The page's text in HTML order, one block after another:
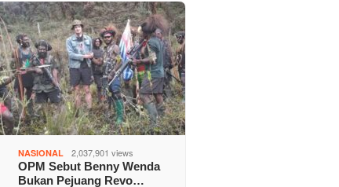
NASIONAL 2,037,901 views
OPM Sebut Benny Wenda
Bukan Pejuang Revo…